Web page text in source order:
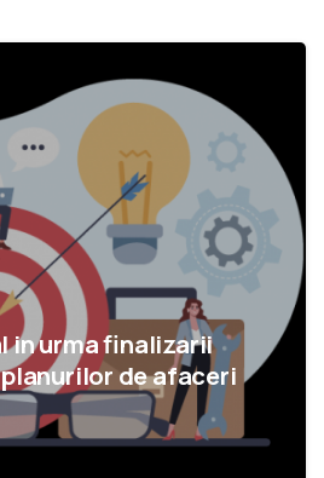
in urma finalizarii
de afaceri